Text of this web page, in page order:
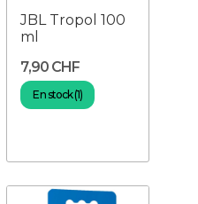
JBL Tropol 100
ml
7,90 CHF
En stock (1)